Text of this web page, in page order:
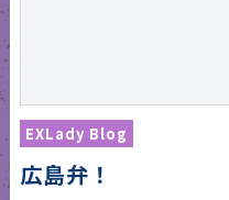
EXLady Blog
広島弁！